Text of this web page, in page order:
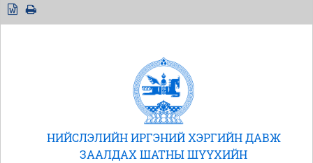
НИЙСЛЭЛИЙН ИРГЭНИЙ ХЭРГИЙН ДАВЖ
ЗААЛДАХ ШАТНЫ ШҮҮХИЙН